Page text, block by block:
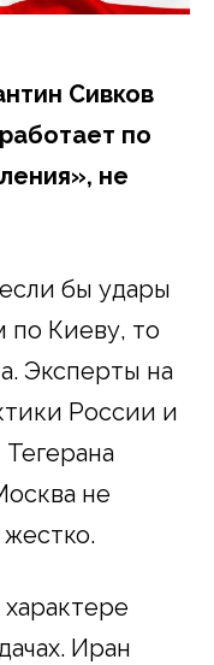
Сивков
по
не
бы удары
Киеву, то
Эксперты на
России и
не
Иран